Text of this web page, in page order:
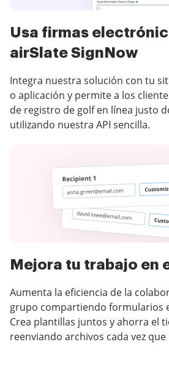
Usa firmas
airSlate SignNow
Integra nuestra solución con tu
o aplicación y permite a los
de registro de golf en línea justo
utilizando nuestra API sencilla.
Mejora tu trabajo en
Aumenta la eficiencia de la
grupo compartiendo formularios
Crea plantillas juntos y ahorra el
reenviando archivos cada vez que